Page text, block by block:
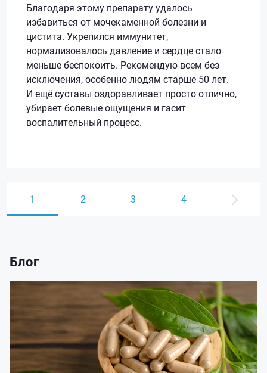
Благодаря этому препарату удалось
избавиться от мочекаменной болезни и
цистита. Укрепился иммунитет,
нормализовалось давление и сердце стало
меньше беспокоить. Рекомендую всем без
исключения, особенно людям старше 50 лет.
И ещё суставы оздоравливает просто отлично,
убирает болевые ощущения и гасит
воспалительный процесс.
1 2 3 4
Блог